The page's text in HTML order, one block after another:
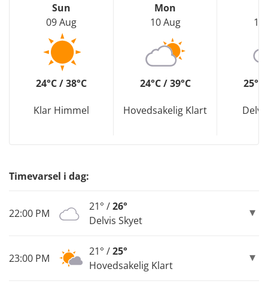
Sun
09 Aug
24°C / 38°C
Klar Himmel
Mon
10 Aug
24°C / 39°C
Hovedsakelig Klart
11
25°C
Timevarsel i dag:
22:00 PM
21° /26°
Delvis Skyet
23:00 PM
21° /25°
Hovedsakelig Klart